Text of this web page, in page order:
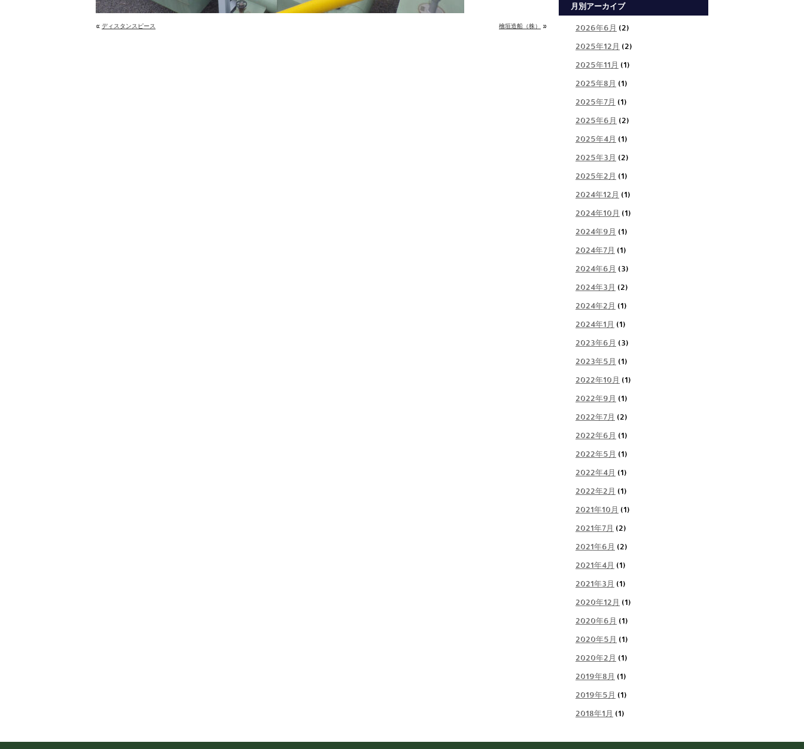
« ディスタンスピース 檜垣造船（株） »
月別アーカイブ
2026年6月 (2)
2025年12月 (2)
2025年11月 (1)
2025年8月 (1)
2025年7月 (1)
2025年6月 (2)
2025年4月 (1)
2025年3月 (2)
2025年2月 (1)
2024年12月 (1)
2024年10月 (1)
2024年9月 (1)
2024年7月 (1)
2024年6月 (3)
2024年3月 (2)
2024年2月 (1)
2024年1月 (1)
2023年6月 (3)
2023年5月 (1)
2022年10月 (1)
2022年9月 (1)
2022年7月 (2)
2022年6月 (1)
2022年5月 (1)
2022年4月 (1)
2022年2月 (1)
2021年10月 (1)
2021年7月 (2)
2021年6月 (2)
2021年4月 (1)
2021年3月 (1)
2020年12月 (1)
2020年6月 (1)
2020年5月 (1)
2020年2月 (1)
2019年8月 (1)
2019年5月 (1)
2018年1月 (1)